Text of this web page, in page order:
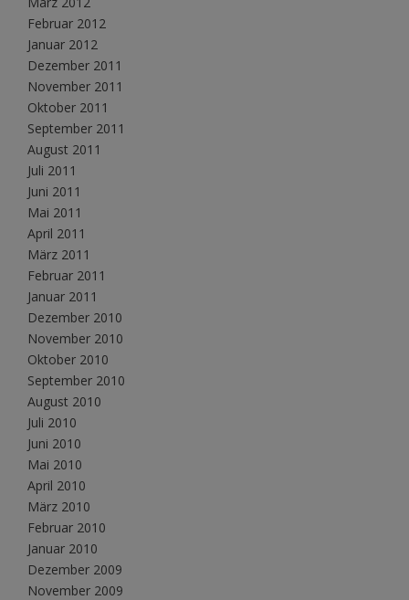
Februar 2012
Januar 2012
Dezember 2011
November 2011
Oktober 2011
September 2011
August 2011
Juli 2011
Juni 2011
Mai 2011
April 2011
März 2011
Februar 2011
Januar 2011
Dezember 2010
November 2010
Oktober 2010
September 2010
August 2010
Juli 2010
Juni 2010
Mai 2010
April 2010
März 2010
Februar 2010
Januar 2010
Dezember 2009
November 2009